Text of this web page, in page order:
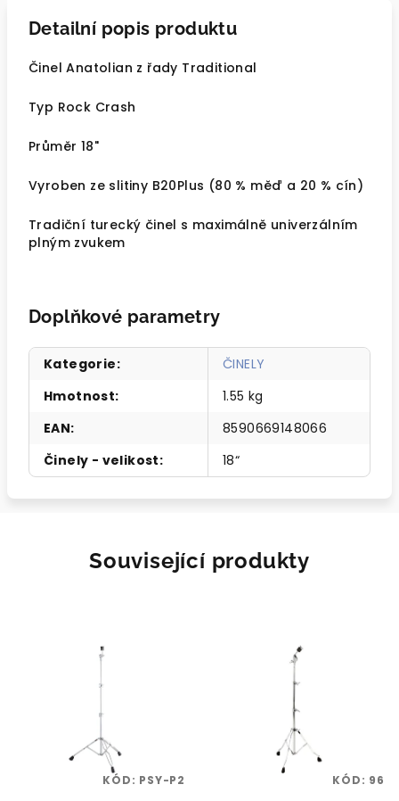
Detailní popis produktu
Činel Anatolian z řady Traditional
Typ Rock Crash
Průměr 18"
Vyroben ze slitiny B20Plus (80 % měď a 20 % cín)
Tradiční turecký činel s maximálně univerzálním
plným zvukem
Doplňkové parametry
Kategorie:
ČINELY
Hmotnost:
1.55 kg
EAN:
8590669148066
Činely - velikost: 18“
Související produkty
KÓD: PSY-P2 KÓD: 96